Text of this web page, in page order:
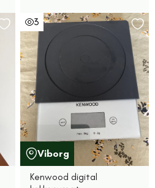
3
Viborg
Kenwood digital